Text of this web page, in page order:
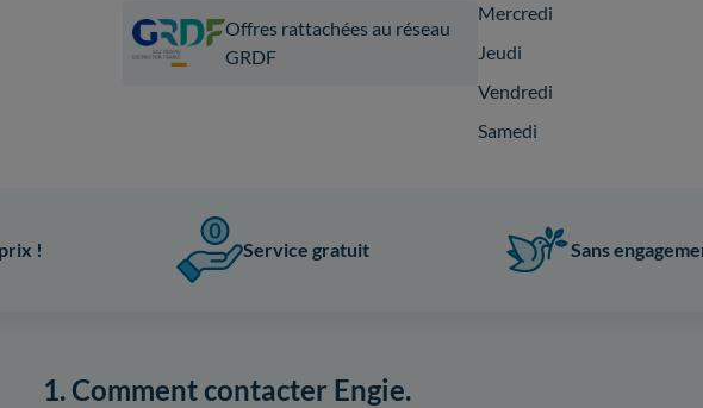
Offres rattachées au réseau
GRDF
Mercredi
Jeudi
Vendredi
Samedi
! Service gratuit Sans
1. Comment contacter Engie.